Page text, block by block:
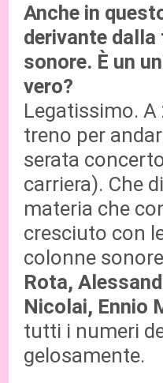
Anche in
derivante
sonore. È un
vero?
Legatissimo.
treno per
serata
carriera). Che
materia che
cresciuto con
colonne
Rota,
Nicolai, Ennio
tutti i numeri
gelosamente.